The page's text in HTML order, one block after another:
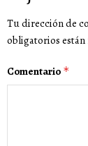
Tu dirección de
obligatorios están
Comentario *